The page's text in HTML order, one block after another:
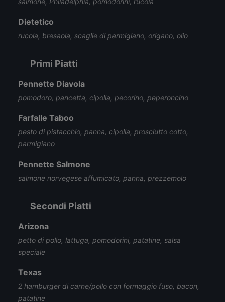
Dietetico
rucola, bresaola, scaglie di parmigiano, origano, olio
Primi Piatti
Pennette Diavola
pomodoro, pancetta, cipolla, pecorino, peperoncino
Farfalle Taboo
pesto di pistacchio, panna, cipolla, prosciutto cotto,
parmigiano
Pennette Salmone
salmone norvegese affumicato, panna, prezzemolo
Secondi Piatti
Arizona
petto di pollo, lattuga, pomodorini, patatine, salsa
speciale
Texas
2 hamburger di carne/pollo con formaggio fuso, bacon,
patatine